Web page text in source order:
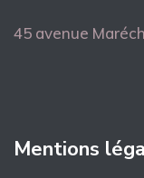
45 avenue
Mentions